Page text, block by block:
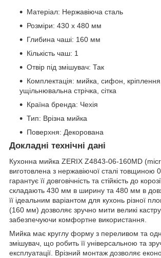
Матеріал: Нержавіюча сталь
Розміри: 430 х 480 мм
Глибина чаші: 160 мм
Кількість чаш: 1
Отвір під змішувач: Так
Комплектація: мийка, сифон,
ущільнювальна стрічка, сітка
Країна бренда: Чехія
Тип: Врізна мийка
Поверхня: Декорована
Докладні технічні дані
Кухонна мийка ZERIX Z4843-06-160MD
виготовлена з нержавіючої сталі
гарантує її довговічність та стійкість до
складають 430 мм в ширину та 480 мм в
її ідеальним варіантом для кухонь різної
(160 мм) дозволяє зручно мити великі
забезпечуючи комфортне використання.
Мийка має круглу форму з переливом та
змішувач, що робить її універсальною та
експлуатації. Врізний монтаж дозволяє